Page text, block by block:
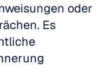
oder
Es